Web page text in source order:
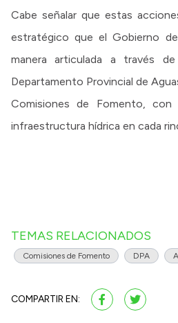
Cabe señalar que estas
estratégico que el Gobierno
manera articulada a través
Departamento Provincial de
Comisiones de Fomento,
infraestructura hídrica en cada
TEMAS RELACIONADOS
Comisiones de Fomento DPA
COMPARTIR EN: